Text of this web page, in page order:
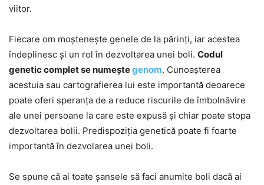
viitor.
Fiecare om moștenește genele de la părinți, iar acestea
îndeplinesc și un rol în dezvoltarea unei boli. Codul
genetic complet se numeștegenom. Cunoașterea
acestuia sau cartografierea lui este importantă deoarece
poate oferi speranța de a reduce riscurile de îmbolnăvire
ale unei persoane la care este expusă și chiar poate stopa
dezvoltarea bolii. Predispoziția genetică poate fi foarte
importantă în dezvolarea unei boli.
Se spune că ai toate șansele să faci anumite boli dacă ai